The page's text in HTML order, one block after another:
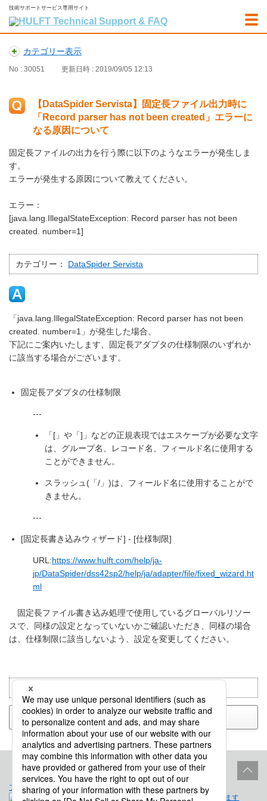
技術サポートサービス専用サイト
カテゴリー表示
No : 30051 更新日時 : 2019/09/05 12:13
【DataSpider Servista】固定長ファイル出力時に
「Record parser has not been created」エラーに
なる原因について
固定長ファイルの出力を行う際に以下のようなエラーが発生しま
す。
エラーが発生する原因について教えてください。
エラー：
[java.lang.IllegalStateException: Record parser has not been
created. number=1]
カテゴリー： DataSpider Servista
「java.lang.IllegalStateException: Record parser has not been
created. number=1」が発生した場合、
下記にご案内いたします、固定長アダプタの仕様制限のいずれか
に該当する場合がございます。
固定長アダプタの仕様制限
---
「[」や「]」などの正規表現ではエスケープが必要な文字
は、グループ名、レコード名、フィールド名に使用する
ことができません。
スラッシュ(「/」)は、フィールド名に使用することがで
きません。
---
[固定長書き込みウィザード] - [仕様制限]
URL:https://www.hulft.com/help/ja-
jp/DataSpider/dss42sp2/help/ja/adapter/file/fixed_wizard.ht
ml
固定長ファイル書き込み処理で使用しているグローバルリソー
スで、同様の設定となっていないかご確認いただき、同様の場合
は、仕様制限に該当しないよう、設定を変更してください。
目的別で検索：
戻る
プロダクトライフサイクル サイトポリシー